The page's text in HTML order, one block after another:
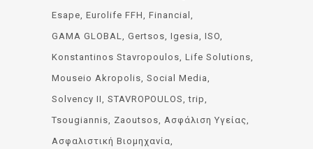
Esape Eurolife FFH
Financial
GAMA GLOBAL
Gertsos Igesia
ISO
Konstantinos Stavropoulos Life Solutions
Mouseio Akropolis Social Media
Solvency II
STAVROPOULOS
trip
Tsougiannis
Zaoutsos
Ασφάλιση Υγείας
Ασφαλιστική Βιομηχανία